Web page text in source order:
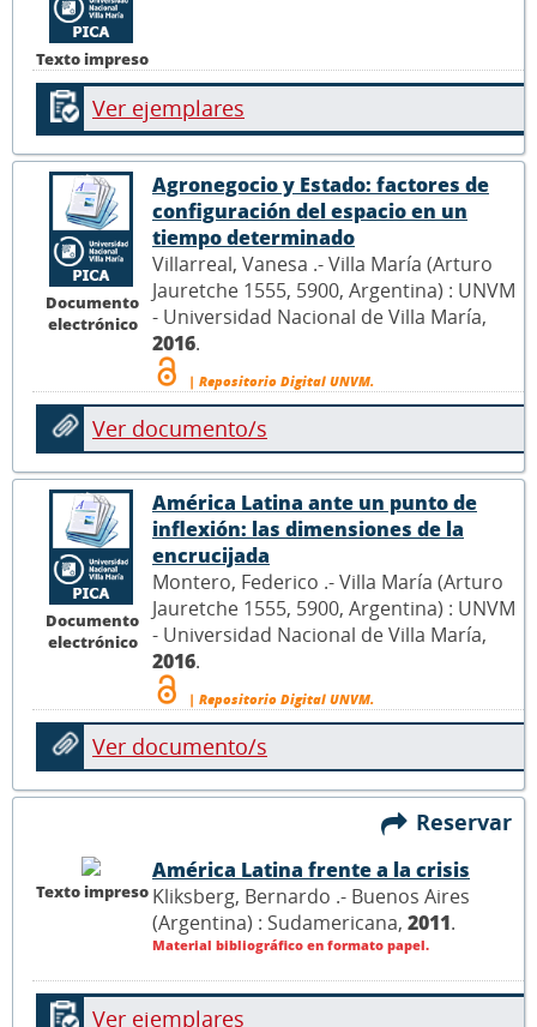
Texto impreso
Ver ejemplares
Documento
electrónico
Agronegocio y Estado: factores de
configuración del espacio en un
tiempo determinado
Villarreal, Vanesa .- Villa María (Arturo
Jauretche 1555, 5900, Argentina) : UNVM
- Universidad Nacional de Villa María,
2016.
| Repositorio Digital UNVM.
Ver documento/s
Documento
electrónico
América Latina ante un punto de
inflexión: las dimensiones de la
encrucijada
Montero, Federico .- Villa María (Arturo
Jauretche 1555, 5900, Argentina) : UNVM
- Universidad Nacional de Villa María,
2016.
| Repositorio Digital UNVM.
Ver documento/s
Reservar
Texto impreso
América Latina frente a la crisis
Kliksberg, Bernardo .- Buenos Aires
(Argentina) : Sudamericana, 2011.
Material bibliográfico en formato papel.
Ver ejemplares